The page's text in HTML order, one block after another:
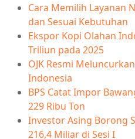
Cara Memilih Layanan
dan Sesuai Kebutuhan
Ekspor Kopi Olahan
Triliun pada 2025
OJK Resmi
Indonesia
BPS Catat Impor
229 Ribu Ton
Investor Asing Borong
216,4 Miliar di Sesi I